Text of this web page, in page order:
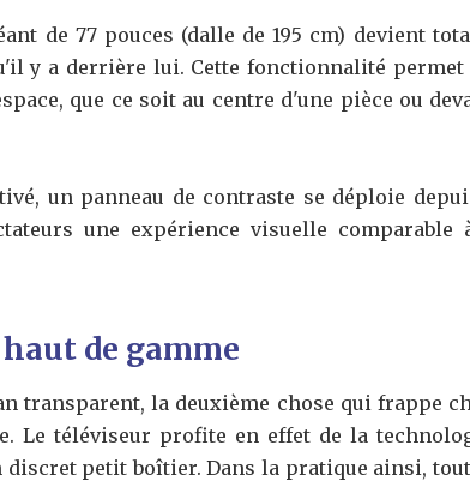
de 77 pouces (dalle de 195 cm) devient
y a derrière lui. Cette fonctionnalité
que ce soit au centre d'une pièce ou
un panneau de contraste se déploie
une expérience visuelle comparable
de gamme
transparent, la deuxième chose qui frappe
Le téléviseur profite en effet de la
petit boîtier. Dans la pratique ainsi,